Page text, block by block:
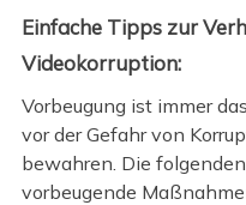
Einfache Tipps zur
Videokorruption:
Vorbeugung ist immer
vor der Gefahr von
bewahren. Die
vorbeugende